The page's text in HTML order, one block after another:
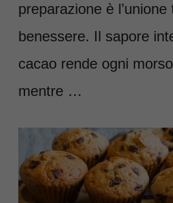
preparazione è
benessere. Il sapore
cacao rende ogni
mentre …